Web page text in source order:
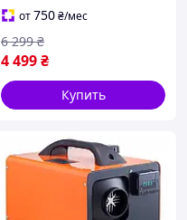
от750₴/мес
4 499₴
6 299 ₴
Купить